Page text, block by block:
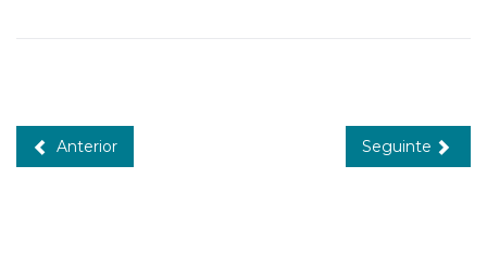
Anterior Seguinte